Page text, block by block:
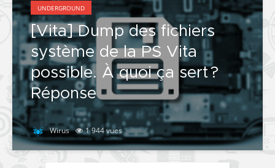
UNDERGROUND
[Vita] Dump des fichiers
système de la PS Vita
possible. À quoi ça sert ?
Réponse
Wirus 1 944 vues